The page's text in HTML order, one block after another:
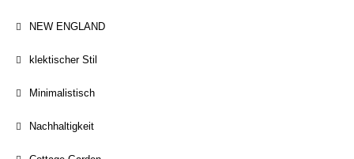
NEW ENGLAND
klektischer Stil
Minimalistisch
Nachhaltigkeit